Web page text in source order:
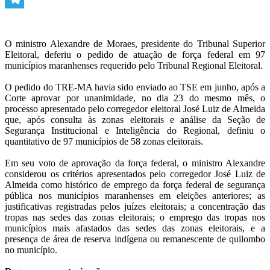
O ministro Alexandre de Moraes, presidente do Tribunal Superior
Eleitoral, deferiu o pedido de atuação de força federal em 97
municípios maranhenses requerido pelo Tribunal Regional Eleitoral.
O pedido do TRE-MA havia sido enviado ao TSE em junho, após a
Corte aprovar por unanimidade, no dia 23 do mesmo mês, o
processo apresentado pelo corregedor eleitoral José Luiz de Almeida
que, após consulta às zonas eleitorais e análise da Seção de
Segurança Institucional e Inteligência do Regional, definiu o
quantitativo de 97 municípios de 58 zonas eleitorais.
Em seu voto de aprovação da força federal, o ministro Alexandre
considerou os critérios apresentados pelo corregedor José Luiz de
Almeida como histórico de emprego da força federal de segurança
pública nos municípios maranhenses em eleições anteriores; as
justificativas registradas pelos juízes eleitorais; a concentração das
tropas nas sedes das zonas eleitorais; o emprego das tropas nos
municípios mais afastados das sedes das zonas eleitorais, e a
presença de área de reserva indígena ou remanescente de quilombo
no município.